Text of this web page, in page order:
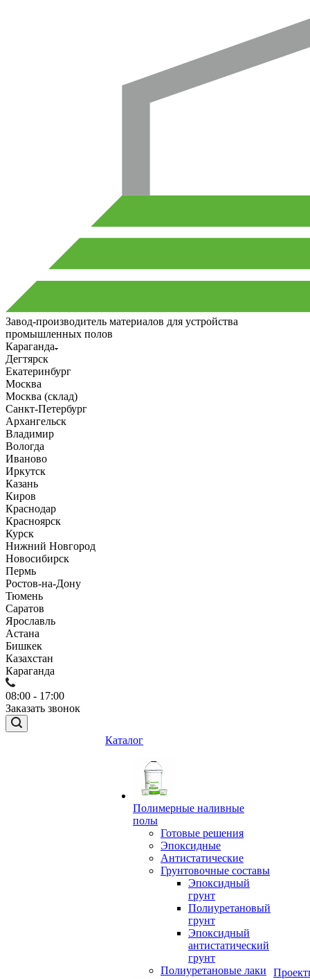
Завод-производитель материалов для устройства
промышленных полов
Караганда
Дегтярск
Екатеринбург
Москва
Москва (склад)
Санкт-Петербург
Архангельск
Владимир
Вологда
Иваново
Иркутск
Казань
Киров
Краснодар
Красноярск
Курск
Нижний Новгород
Новосибирск
Пермь
Ростов-на-Дону
Тюмень
Саратов
Ярославль
Астана
Бишкек
Казахстан
Караганда
08:00 - 17:00
Заказать звонок
Каталог
Полимерные наливные
полы
Готовые решения
Эпоксидные
Антистатические
Грунтовочные составы
Эпоксидный
грунт
Полиуретановый
грунт
Эпоксидный
антистатический
грунт
Полиуретановые лаки